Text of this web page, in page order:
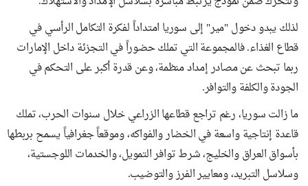
لذلك يبدو دخول "مير" إلى سوريا امتداداً لفكرة التكامل الرأسي في
قطاع الغذاء. فالمجموعة التي تملك حضوراً في التجزئة داخل الإمارات
ربما تبحث عن مصادر إمداد منظمة، وعن قدرة أكبر على التحكم في
الجودة والكلفة والتوافر.
ما زالت سوريا، رغم تراجع قطاعها الزراعي خلال سنوات الحرب، تملك
قاعدة إنتاجية واسعة في الخضار والفواكه، وموقعاً جغرافياً يسمح بربطها
بأسواق العراق والخليج، شرط توافر التمويل، والخدمات اللوجستية،
وسلاسل التبريد، ومعايير الفرز والتوضيب.